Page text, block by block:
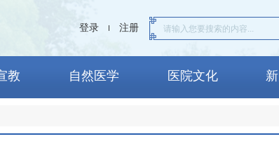
登录 注册
教 自然医学 医院文化